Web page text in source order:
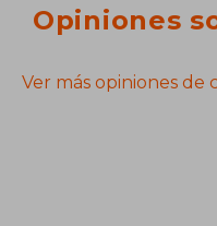
Opiniones
Ver más opiniones de